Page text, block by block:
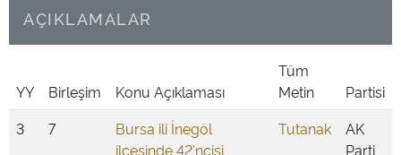
AÇIKLAMALAR
YY Birleşim Konu Açıklaması
Tüm
Metin
Partisi
3
7
Bursa ili İnegöl
ilçesinde 42'ncisi
Tutanak
AK
Parti